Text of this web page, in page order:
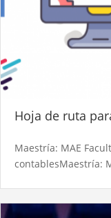
Hoja de ruta
Maestría: MAE
contablesMaestría: